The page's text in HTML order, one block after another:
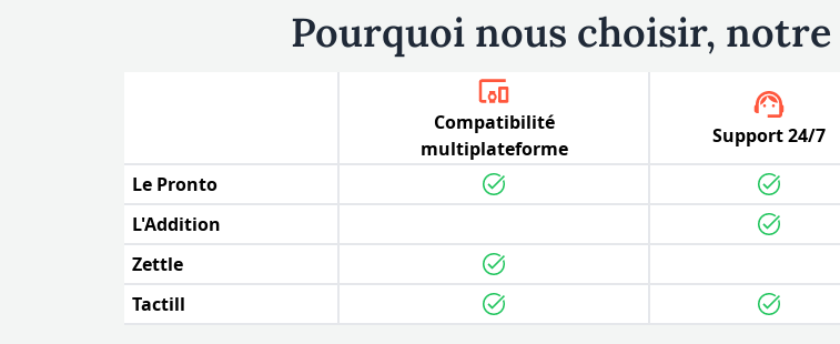
Pourquoi nous choisir, notre
Compatibilité
multiplateforme
Support 24/7
Le Pronto
L'Addition
Zettle
Tactill